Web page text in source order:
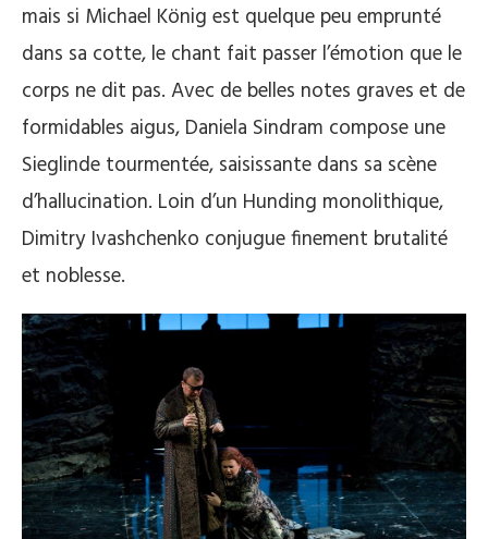
mais si Michael König est quelque peu emprunté
dans sa cotte, le chant fait passer l’émotion que le
corps ne dit pas. Avec de belles notes graves et de
formidables aigus, Daniela Sindram compose une
Sieglinde tourmentée, saisissante dans sa scène
d’hallucination. Loin d’un Hunding monolithique,
Dimitry Ivashchenko conjugue finement brutalité
et noblesse.